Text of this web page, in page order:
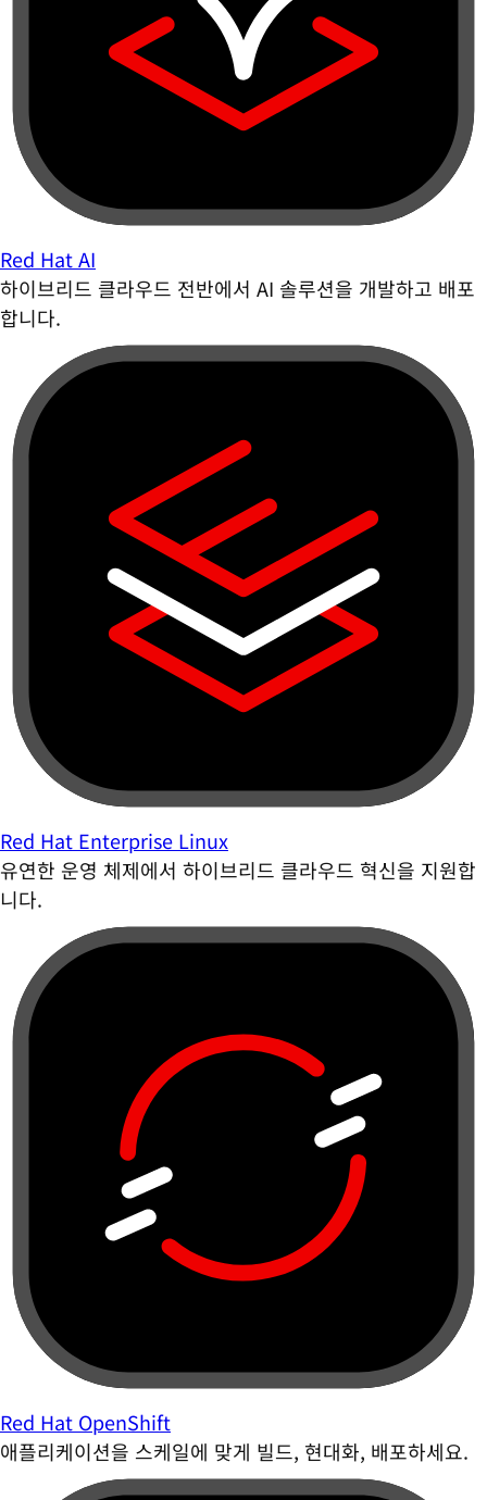
Red Hat AI
하이브리드 클라우드 전반에서 AI 솔루션을 개발하고 배포
합니다.
Red Hat Enterprise Linux
유연한 운영 체제에서 하이브리드 클라우드 혁신을 지원합
니다.
Red Hat OpenShift
애플리케이션을 스케일에 맞게 빌드, 현대화, 배포하세요.